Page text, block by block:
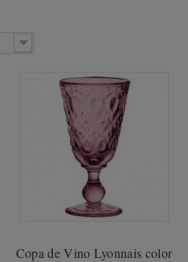
Copa de Vino Lyonnais color